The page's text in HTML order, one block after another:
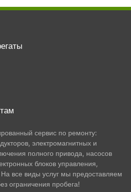
сервис по ремонту:
электромагнитных и
полного привода, насосов
блоков управления,
все виды услуг мы предоставляем
ограничения пробега!